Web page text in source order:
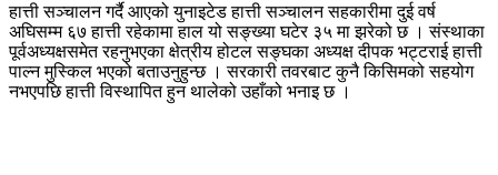
हात्ती सञ्चालन गर्दै आएको युनाइटेड हात्ती सञ्चालन सहकारीमा दुई वर्ष
अघिसम्म ६७ हात्ती रहेकामा हाल यो सङ्ख्या घटेर ३५ मा झरेको छ । संस्थाका
पूर्वअध्यक्षसमेत रहनुभएका क्षेत्रीय होटल सङ्घका अध्यक्ष दीपक भट्टराई हात्ती
पाल्न मुस्किल भएको बताउनुहुन्छ । सरकारी तवरबाट कुनै किसिमको सहयोग
नभएपछि हात्ती विस्थापित हुन थालेको उहाँको भनाइ छ ।